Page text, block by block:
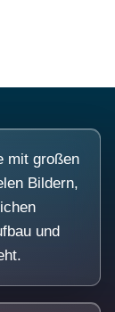
mit großen
Bildern,
und